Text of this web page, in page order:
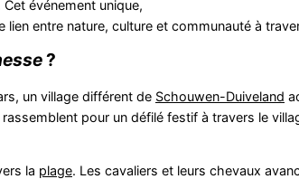
événement unique,
lien entre nature, culture et communauté à
?
un village différent de Schouwen-Duiveland
pour un défilé festif à travers le
la plage. Les cavaliers et leurs chevaux